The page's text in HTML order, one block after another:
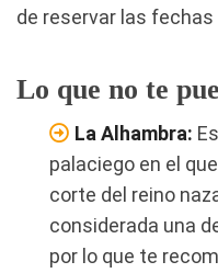
de reservar las fechas
Lo que no te
La Alhambra:
palaciego en el
corte del reino
considerada una
por lo que te